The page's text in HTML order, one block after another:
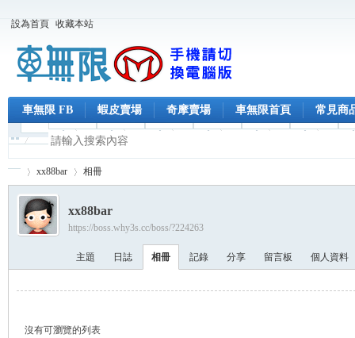
設為首頁 收藏本站
車無限 FB 蝦皮賣場 奇摩賣場 車無限首頁 常見商
›
xx88bar 相冊
xx88bar
https://boss.why3s.cc/boss/?224263
主題 日誌 相冊 記錄 分享 留言板 個人資料
沒有可瀏覽的列表